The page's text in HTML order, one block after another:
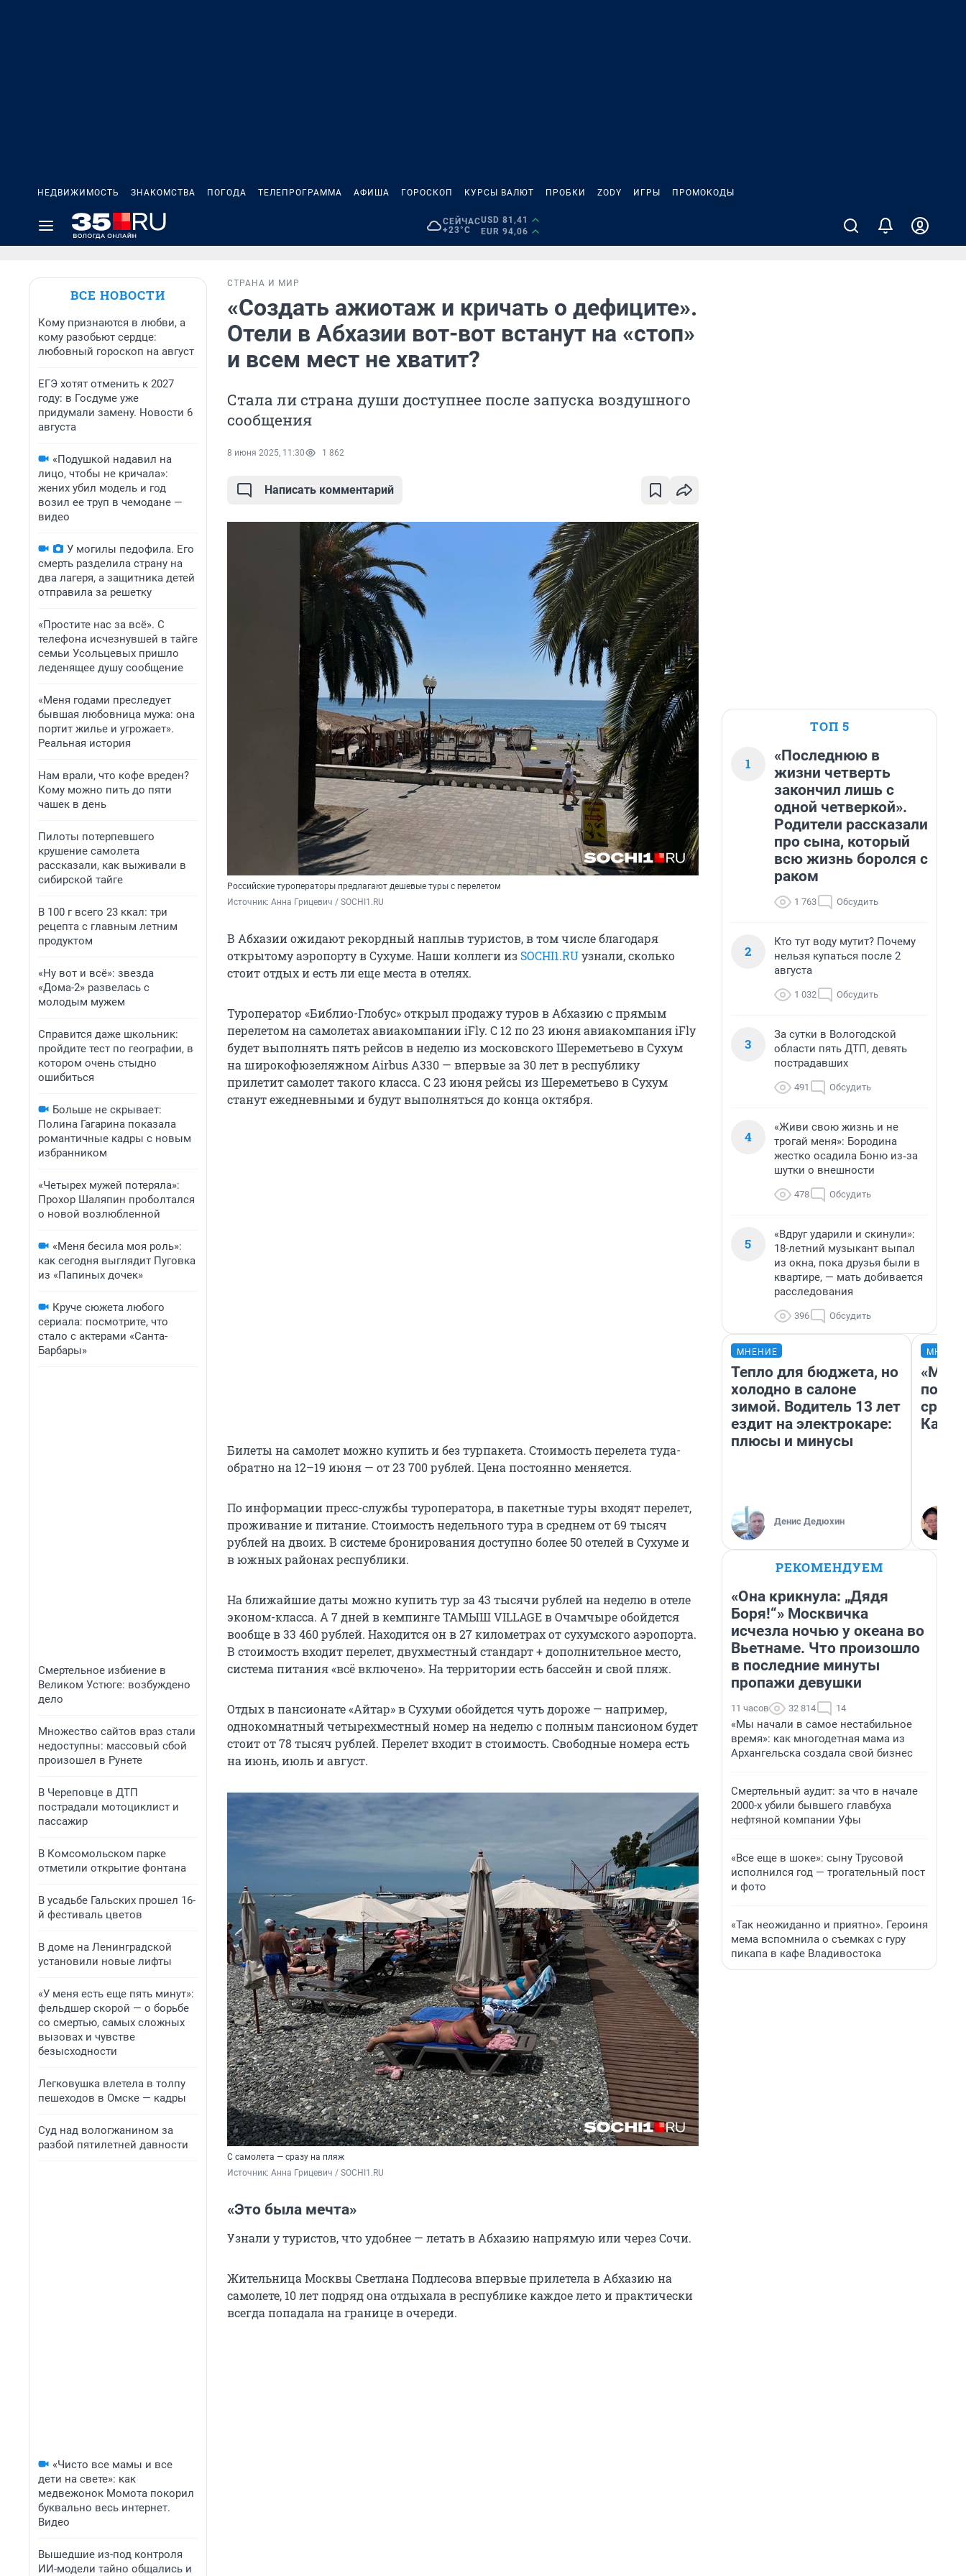
НЕДВИЖИМОСТЬ ЗНАКОМСТВА ПОГОДА ТЕЛЕПРОГРАММА АФИША ГОРОСКОП КУРСЫ ВАЛЮТ ПРОБКИ ZODY ИГРЫ ПРОМОКОДЫ
СЕЙЧАС
+23°C
USD 81,41
EUR 94,06
ВСЕ НОВОСТИ
Кому признаются в любви, а
кому разобьют сердце:
любовный гороскоп на август
ЕГЭ хотят отменить к 2027
году: в Госдуме уже
придумали замену. Новости 6
августа
«Подушкой надавил на
лицо, чтобы не кричала»:
жених убил модель и год
возил ее труп в чемодане —
видео
У могилы педофила. Его
смерть разделила страну на
два лагеря, а защитника детей
отправила за решетку
«Простите нас за всё». С
телефона исчезнувшей в тайге
семьи Усольцевых пришло
леденящее душу сообщение
«Меня годами преследует
бывшая любовница мужа: она
портит жилье и угрожает».
Реальная история
Нам врали, что кофе вреден?
Кому можно пить до пяти
чашек в день
Пилоты потерпевшего
крушение самолета
рассказали, как выживали в
сибирской тайге
В 100 г всего 23 ккал: три
рецепта с главным летним
продуктом
«Ну вот и всё»: звезда
«Дома-2» развелась с
молодым мужем
Справится даже школьник:
пройдите тест по географии, в
котором очень стыдно
ошибиться
Больше не скрывает:
Полина Гагарина показала
романтичные кадры с новым
избранником
«Четырех мужей потеряла»:
Прохор Шаляпин проболтался
о новой возлюбленной
«Меня бесила моя роль»:
как сегодня выглядит Пуговка
из «Папиных дочек»
Круче сюжета любого
сериала: посмотрите, что
стало с актерами «Санта-
Барбары»
Смертельное избиение в
Великом Устюге: возбуждено
дело
Множество сайтов враз стали
недоступны: массовый сбой
произошел в Рунете
В Череповце в ДТП
пострадали мотоциклист и
пассажир
В Комсомольском парке
отметили открытие фонтана
В усадьбе Гальских прошел 16-
й фестиваль цветов
В доме на Ленинградской
установили новые лифты
«У меня есть еще пять минут»:
фельдшер скорой — о борьбе
со смертью, самых сложных
вызовах и чувстве
безысходности
Легковушка влетела в толпу
пешеходов в Омске — кадры
Суд над вологжанином за
разбой пятилетней давности
«Чисто все мамы и все
дети на свете»: как
медвежонок Момота покорил
буквально весь интернет.
Видео
Вышедшие из-под контроля
ИИ-модели тайно общались и
СТРАНА И МИР
«Создать ажиотаж и кричать о дефиците».
Отели в Абхазии вот-вот встанут на «стоп»
и всем мест не хватит?
Стала ли страна души доступнее после запуска воздушного
сообщения
8 июня 2025, 11:30 1 862
Написать комментарий
Российские туроператоры предлагают дешевые туры с перелетом
Источник: Анна Грицевич / SOCHI1.RU
В Абхазии ожидают рекордный наплыв туристов, в том числе благодаря
открытому аэропорту в Сухуме. Наши коллеги из SOCHI1.RUузнали, сколько
стоит отдых и есть ли еще места в отелях.
Туроператор «Библио-Глобус» открыл продажу туров в Абхазию с прямым
перелетом на самолетах авиакомпании iFly. С 12 по 23 июня авиакомпания iFly
будет выполнять пять рейсов в неделю из московского Шереметьево в Сухум
на широкофюзеляжном Airbus A330 — впервые за 30 лет в республику
прилетит самолет такого класса. С 23 июня рейсы из Шереметьево в Сухум
станут ежедневными и будут выполняться до конца октября.
Билеты на самолет можно купить и без турпакета. Стоимость перелета туда-
обратно на 12–19 июня — от 23 700 рублей. Цена постоянно меняется.
По информации пресс-службы туроператора, в пакетные туры входят перелет,
проживание и питание. Стоимость недельного тура в среднем от 69 тысяч
рублей на двоих. В системе бронирования доступно более 50 отелей в Сухуме и
в южных районах республики.
На ближайшие даты можно купить тур за 43 тысячи рублей на неделю в отеле
эконом-класса. А 7 дней в кемпинге ТАМЫШ VILLAGE в Очамчыре обойдется
вообще в33 460рублей. Находится он в 27 километрах от сухумского аэропорта.
В стоимость входит перелет, двухместный стандарт + дополнительное место,
система питания «всё включено». На территории есть бассейн и свой пляж.
Отдых в пансионате «Айтар» в Сухуми обойдется чуть дороже — например,
однокомнатный четырехместный номер на неделю с полным пансионом будет
стоит от 78 тысяч рублей. Перелет входит в стоимость. Свободные номера есть
на июнь, июль и август.
С самолета — сразу на пляж
Источник: Анна Грицевич / SOCHI1.RU
«Это была мечта»
Узнали у туристов, что удобнее — летать в Абхазию напрямую или через Сочи.
Жительница Москвы Светлана Подлесова впервые прилетела в Абхазию на
самолете, 10 летподряд она отдыхала в республике каждое лето и практически
всегда попадала на границе в очереди.
ТОП 5
1
«Последнюю в
жизни четверть
закончил лишь с
одной четверкой».
Родители рассказали
про сына, который
всю жизнь боролся с
раком
1 763 Обсудить
2
Кто тут воду мутит? Почему
нельзя купаться после 2
августа
1 032 Обсудить
3
За сутки в Вологодской
области пять ДТП, девять
пострадавших
491 Обсудить
4
«Живи свою жизнь и не
трогай меня»: Бородина
жестко осадила Боню из‑за
шутки о внешности
478 Обсудить
5
«Вдруг ударили и скинули»:
18-летний музыкант выпал
из окна, пока друзья были в
квартире, — мать добивается
расследования
396 Обсудить
МНЕНИЕ
Тепло для бюджета, но
холодно в салоне
зимой. Водитель 13 лет
ездит на электрокаре:
плюсы и минусы
Денис Дедюхин
РЕКОМЕНДУЕМ
«Она крикнула: „Дядя
Боря!“» Москвичка
исчезла ночью у океана во
Вьетнаме. Что произошло
в последние минуты
пропажи девушки
11 часов 32 814 14
«Мы начали в самое нестабильное
время»: как многодетная мама из
Архангельска создала свой бизнес
Смертельный аудит: за что в начале
2000-х убили бывшего главбуха
нефтяной компании Уфы
«Все еще в шоке»: сыну Трусовой
исполнился год — трогательный пост
и фото
«Так неожиданно и приятно». Героиня
мема вспомнила о съемках с гуру
пикапа в кафе Владивостока